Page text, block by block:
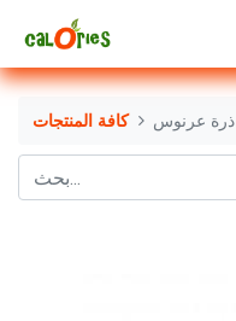
كافة المنتجات ذرة عرنوس